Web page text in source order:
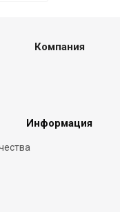
Компания
Информация